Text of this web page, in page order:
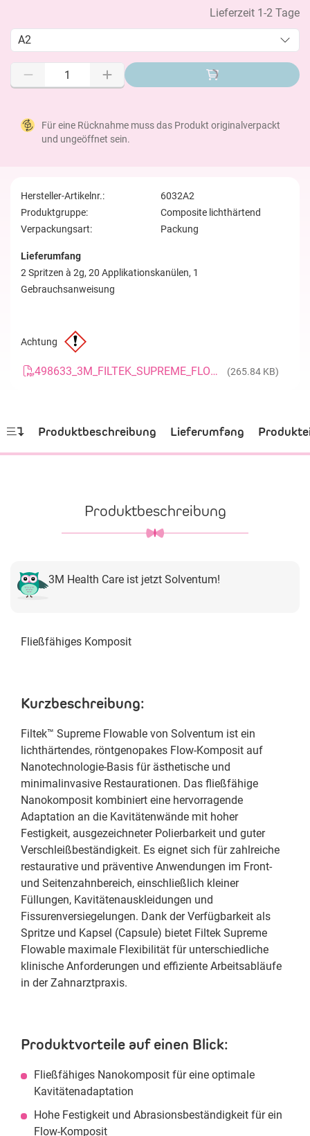
Lieferzeit 1-2 Tage
A2
Für eine Rücknahme muss das Produkt originalverpackt
und ungeöffnet sein.
Hersteller-Artikelnr.:
6032A2
Produktgruppe:
Composite lichthärtend
Verpackungsart:
Packung
Lieferumfang
2 Spritzen à 2g, 20 Applikationskanülen, 1
Gebrauchsanweisung
Achtung
498633_3M_FILTEK_SUPREME_FLOWABLE_RESTORATIVE_FAQ_DE (265.84 KB)
Produktbeschreibung Lieferumfang
Produktbeschreibung
3M Health Care ist jetzt Solventum!
Fließfähiges Komposit
Kurzbeschreibung:
Filtek™ Supreme Flowable von Solventum ist ein
lichthärtendes, röntgenopakes Flow-Komposit auf
Nanotechnologie-Basis für ästhetische und
minimalinvasive Restaurationen. Das fließfähige
Nanokomposit kombiniert eine hervorragende
Adaptation an die Kavitätenwände mit hoher
Festigkeit, ausgezeichneter Polierbarkeit und guter
Verschleißbeständigkeit. Es eignet sich für zahlreiche
restaurative und präventive Anwendungen im Front-
und Seitenzahnbereich, einschließlich kleiner
Füllungen, Kavitätenauskleidungen und
Fissurenversiegelungen. Dank der Verfügbarkeit als
Spritze und Kapsel (Capsule) bietet Filtek Supreme
Flowable maximale Flexibilität für unterschiedliche
klinische Anforderungen und effiziente Arbeitsabläufe
in der Zahnarztpraxis.
Produktvorteile auf einen Blick:
Fließfähiges Nanokomposit für eine optimale
Kavitätenadaptation
Hohe Festigkeit und Abrasionsbeständigkeit für ein
Flow-Komposit